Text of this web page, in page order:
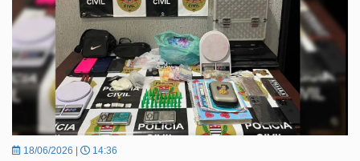
18/06/2026 | 14:36